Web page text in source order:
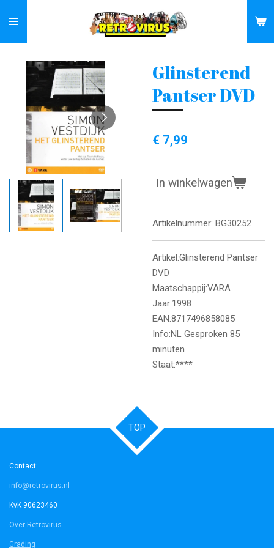
direct
naar
hoofdinhoud
Glinsterend
Pantser DVD
€ 7,99
In winkelwagen
Artikelnummer: BG30252
Artikel:Glinsterend Pantser
DVD
Maatschappij:VARA
Jaar:1998
EAN:8717496858085
Info:NL Gesproken 85
minuten
Staat:****
TOP
Contact:
info@retrovirus.nl
KvK 90623460
Over Retrovirus
Grading